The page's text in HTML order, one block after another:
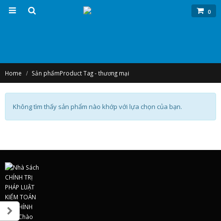
0
Home Sản phẩmProduct Tag -thương mại
Không tìm thấy sản phẩm nào khớp với lựa chọn của bạn.